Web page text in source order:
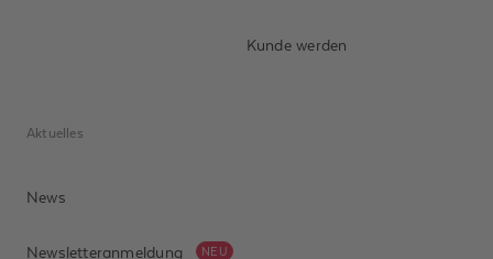
Kunde werden
Aktuelles
News
Newsletteranmeldung NEU